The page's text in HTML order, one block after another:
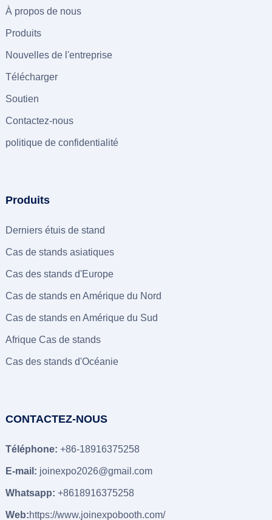
À propos de nous
Produits
Nouvelles de l'entreprise
Télécharger
Soutien
Contactez-nous
politique de confidentialité
Produits
Derniers étuis de stand
Cas de stands asiatiques
Cas des stands d'Europe
Cas de stands en Amérique du Nord
Cas de stands en Amérique du Sud
Afrique Cas de stands
Cas des stands d'Océanie
CONTACTEZ-NOUS
Téléphone: +86-18916375258
E-mail: joinexpo2026@gmail.com
Whatsapp: +8618916375258
Web:https://www.joinexpobooth.com/